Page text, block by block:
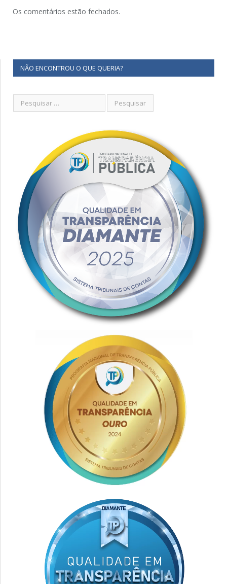
Os comentários estão fechados.
NÃO ENCONTROU O QUE QUERIA?